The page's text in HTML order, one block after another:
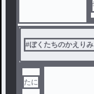
#ぼくたちのかえり
たに